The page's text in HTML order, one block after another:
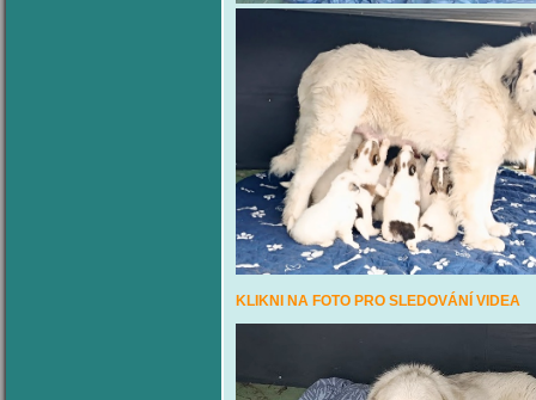
KLIKNI NA FOTO PRO